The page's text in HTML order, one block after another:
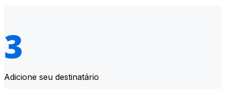
Adicione seu destinatário